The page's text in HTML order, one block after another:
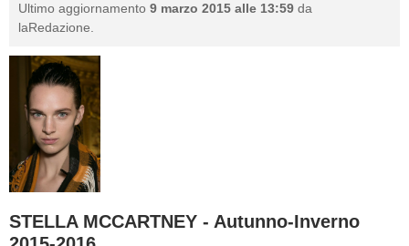
DEFINIZIONI
GASTRONOMIA
CAPELLI
SESSO
Ultimo aggiornamento 9 marzo 2015 alle 13:59 da
laRedazione.
STELLA MCCARTNEY - Autunno-Inverno